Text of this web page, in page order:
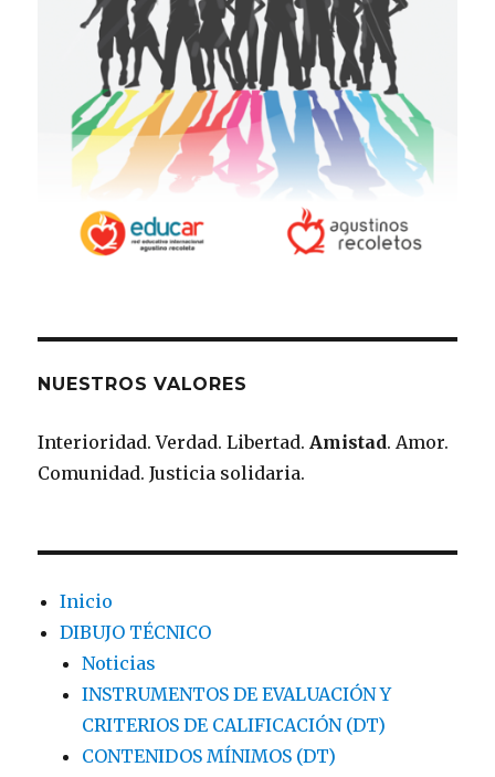
NUESTROS VALORES
Interioridad. Verdad. Libertad.Amistad. Amor.
Comunidad. Justicia solidaria.
Inicio
DIBUJO TÉCNICO
Noticias
INSTRUMENTOS DE EVALUACIÓN Y
CRITERIOS DE CALIFICACIÓN (DT)
CONTENIDOS MÍNIMOS (DT)